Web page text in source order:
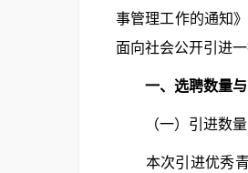
事管理工作的通知
面向社会公开引进
一、选聘数量
（一）引进数量
本次引进优秀青